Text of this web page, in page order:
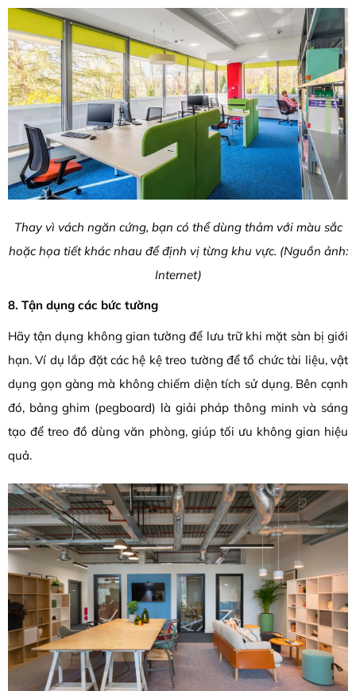
Thay vì vách ngăn cứng, bạn có thể dùng thảm với màu sắc
hoặc họa tiết khác nhau để định vị từng khu vực. (Nguồn ảnh:
Internet)
8. Tận dụng các bức tường
Hãy tận dụng không gian tường để lưu trữ khi mặt sàn bị giới
hạn. Ví dụ lắp đặt các hệ kệ treo tường để tổ chức tài liệu, vật
dụng gọn gàng mà không chiếm diện tích sử dụng. Bên cạnh
đó, bảng ghim (pegboard) là giải pháp thông minh và sáng
tạo để treo đồ dùng văn phòng, giúp tối ưu không gian hiệu
quả.